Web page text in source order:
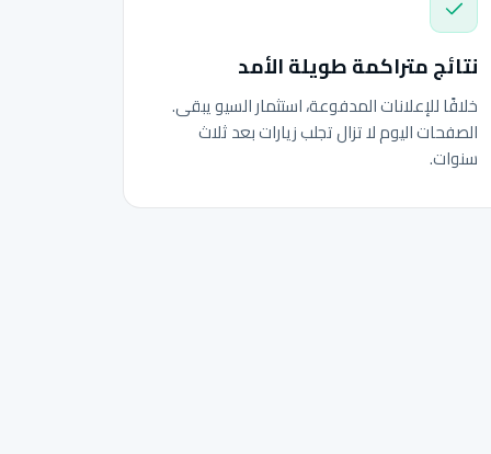
نتائج متراكمة طويلة الأمد
خلافًا للإعلانات المدفوعة، استثمار السيو يبقى.
الصفحات اليوم لا تزال تجلب زيارات بعد ثلاث
سنوات.